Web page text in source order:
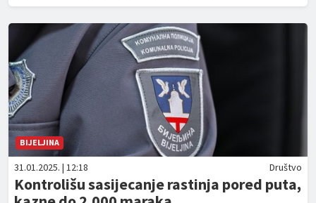
BIJELJINA
31.01.2025. | 12:18 Društvo
Kontrolišu sasijecanje rastinja pored puta,